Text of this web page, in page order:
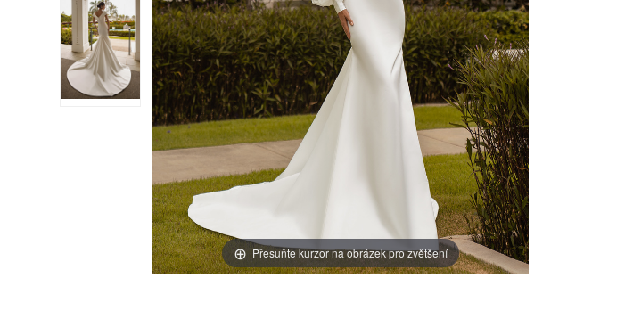
Přesuňte kurzor na obrázek pro zvětšení